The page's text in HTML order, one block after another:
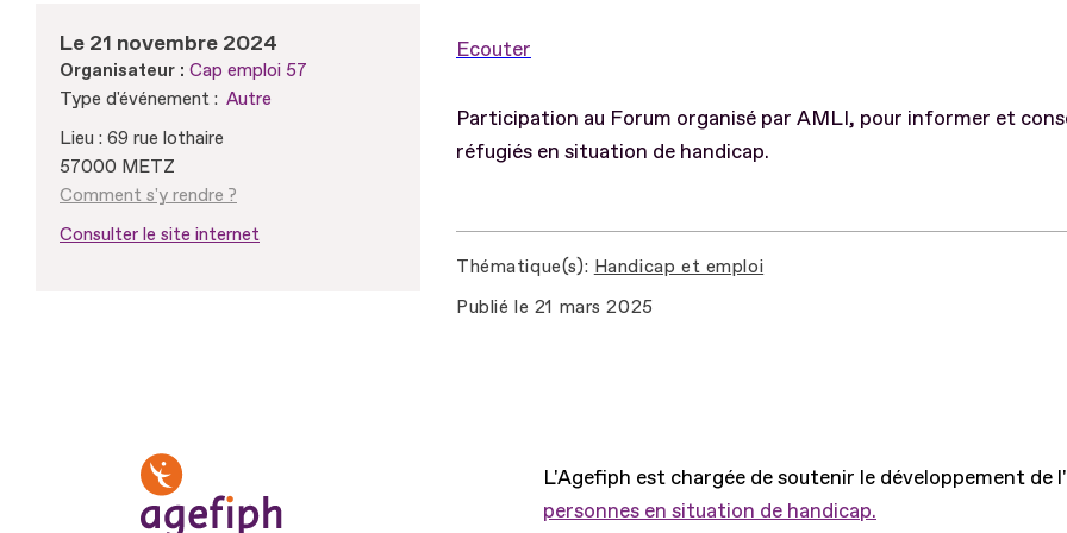
Le 21 novembre 2024
Organisateur : Cap emploi 57
Type d'événement : Autre
Lieu : 69 rue lothaire
57000 METZ
Comment s'y rendre ?
Consulter le site internet
Ecouter
Participation au Forum organisé par AMLI, pour informer et
réfugiés en situation de handicap.
Thématique(s) Handicap et emploi
Publié le 21 mars 2025
L'Agefiph est chargée de soutenir le développement de
personnes en situation de handicap.